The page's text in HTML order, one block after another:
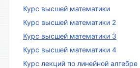
Курс высшей математики
Курс высшей математики 2
Курс высшей математики 3
Курс высшей математики 4
Курс лекций по линейной алгебре